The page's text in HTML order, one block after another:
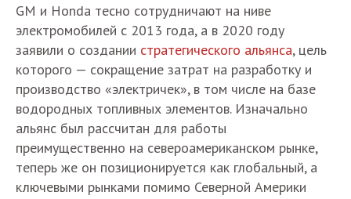
GM и Honda тесно сотрудничают на ниве
электромобилей с 2013 года, а в 2020 году
заявили о создании стратегического альянса, цель
которого — сокращение затрат на разработку и
производство «электричек», в том числе на базе
водородных топливных элементов. Изначально
альянс был рассчитан для работы
преимущественно на североамериканском рынке,
теперь же он позиционируется как глобальный, а
ключевыми рынками помимо Северной Америки